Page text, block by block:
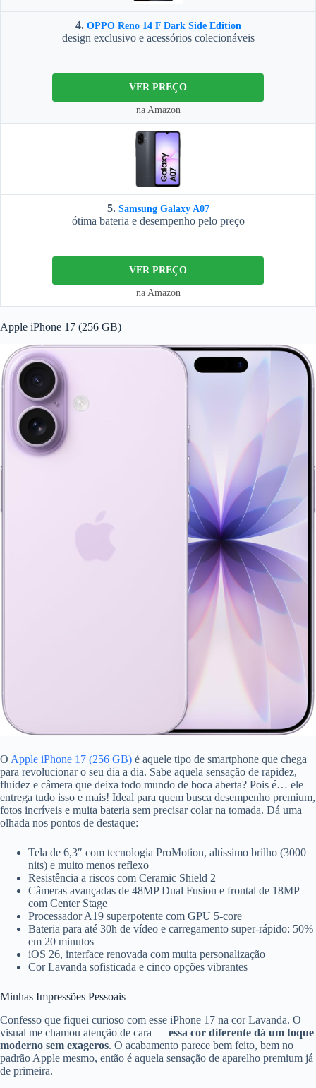
4. OPPO Reno 14 F Dark Side Edition
design exclusivo e acessórios colecionáveis
VER PREÇO
na Amazon
5. Samsung Galaxy A07
ótima bateria e desempenho pelo preço
VER PREÇO
na Amazon
Apple iPhone 17 (256 GB)
O Apple iPhone 17 (256 GB) é aquele tipo de smartphone que chega
para revolucionar o seu dia a dia. Sabe aquela sensação de rapidez,
fluidez e câmera que deixa todo mundo de boca aberta? Pois é… ele
entrega tudo isso e mais! Ideal para quem busca desempenho premium,
fotos incríveis e muita bateria sem precisar colar na tomada. Dá uma
olhada nos pontos de destaque:
Tela de 6,3″ com tecnologia ProMotion, altíssimo brilho (3000
nits) e muito menos reflexo
Resistência a riscos com Ceramic Shield 2
Câmeras avançadas de 48MP Dual Fusion e frontal de 18MP
com Center Stage
Processador A19 superpotente com GPU 5-core
Bateria para até 30h de vídeo e carregamento super-rápido: 50%
em 20 minutos
iOS 26, interface renovada com muita personalização
Cor Lavanda sofisticada e cinco opções vibrantes
Minhas Impressões Pessoais
Confesso que fiquei curioso com esse iPhone 17 na cor Lavanda. O
visual me chamou atenção de cara — essa cor diferente dá um toque
moderno sem exageros. O acabamento parece bem feito, bem no
padrão Apple mesmo, então é aquela sensação de aparelho premium já
de primeira.